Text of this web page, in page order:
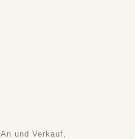
An und Verkauf